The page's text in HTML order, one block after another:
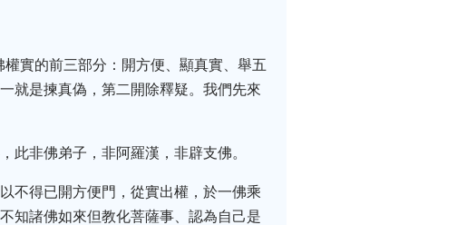
實的前三部分：開方便、顯真實、舉五
就是揀真偽，第二開除釋疑。我們先來
此非佛弟子，非阿羅漢，非辟支佛。
不得已開方便門，從實出權，於一佛乘
知諸佛如來但教化菩薩事、認為自己是